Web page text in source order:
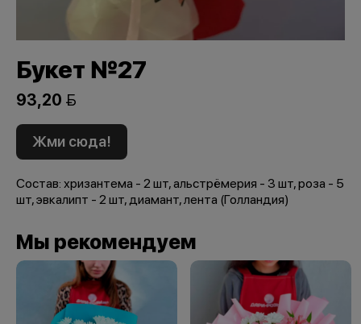
Букет №27
93,20 
Жми сюда!
Состав: хризантема - 2 шт, альстрёмерия - 3 шт, роза - 5
шт, эвкалипт - 2 шт, диамант, лента (Голландия)
Мы рекомендуем